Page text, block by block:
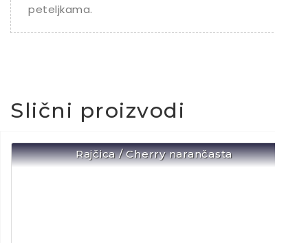
peteljkama.
Slični proizvodi
Rajčica / Cherry narančasta